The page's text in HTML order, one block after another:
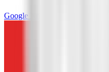
Google News